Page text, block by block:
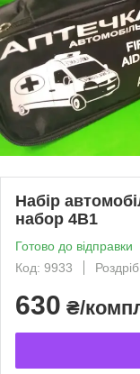
Набір
набор 4В1
Готово до відправки
Код: 9933
Роздріб
630 ₴/